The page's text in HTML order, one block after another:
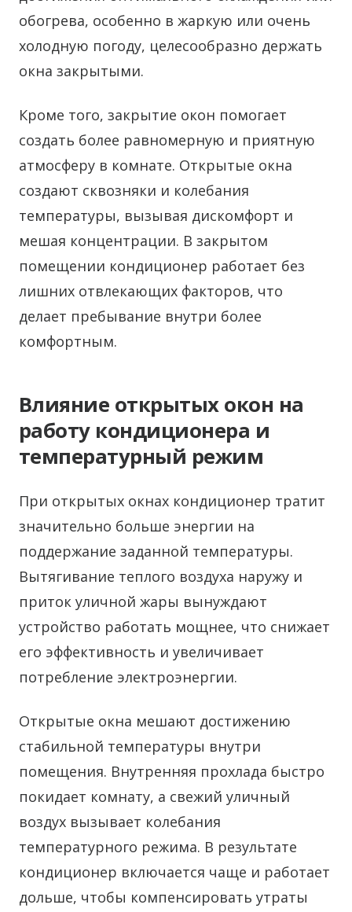
обогрева, особенно в жаркую или очень
холодную погоду, целесообразно держать
окна закрытыми.
Кроме того, закрытие окон помогает
создать более равномерную и приятную
атмосферу в комнате. Открытые окна
создают сквозняки и колебания
температуры, вызывая дискомфорт и
мешая концентрации. В закрытом
помещении кондиционер работает без
лишних отвлекающих факторов, что
делает пребывание внутри более
комфортным.
Влияние открытых окон на
работу кондиционера и
температурный режим
При открытых окнах кондиционер тратит
значительно больше энергии на
поддержание заданной температуры.
Вытягивание теплого воздуха наружу и
приток уличной жары вынуждают
устройство работать мощнее, что снижает
его эффективность и увеличивает
потребление электроэнергии.
Открытые окна мешают достижению
стабильной температуры внутри
помещения. Внутренняя прохлада быстро
покидает комнату, а свежий уличный
воздух вызывает колебания
температурного режима. В результате
кондиционер включается чаще и работает
дольше, чтобы компенсировать утраты